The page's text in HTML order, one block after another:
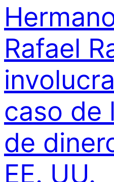
Rafael
caso de
de
EE. UU.